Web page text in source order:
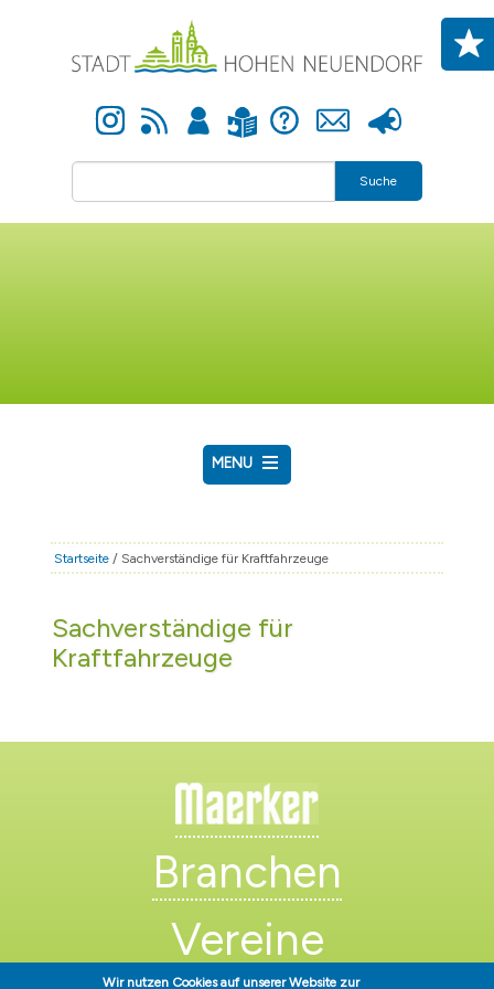
Instagram Newsfeed Anmelden Leichte Sprache Hilfe Kontakt Presse
Suche
MENU
RATHAUS & POLITIK
FAMILIE & BILDUNG
TOURISMUS
Startseite / Sachverständige für Kraftfahrzeuge
Sachverständige für
Kraftfahrzeuge
Branchen
Vereine
Wir nutzen Cookies auf unserer Website zur